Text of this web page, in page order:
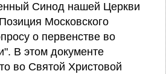
Синод нашей Церкви
Московского
о первенстве во
В этом документе
во Святой Христовой